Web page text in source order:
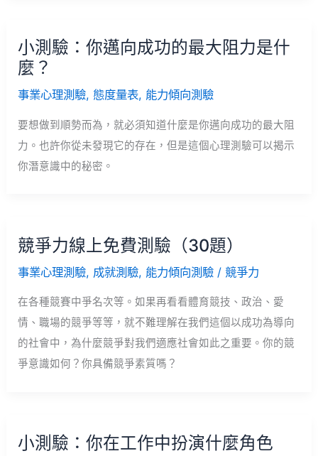
小測驗：你邁向成功的最大阻力是什
麼？
事業心理測驗, 態度量表, 能力傾向測驗
要想做到順勢而為，就必須知道什麼是你邁向成功的最大阻
力。也許你從未發現它的存在，但是這個心理測驗可以揭示
你潛意識中的秘密。
競爭力線上免費測驗（30題）
事業心理測驗, 成就測驗, 能力傾向測驗 / 競爭力
在各種競賽中爭名次等。如果再看看體育競技、政治、愛
情、職場的競爭等等，就不難理解在我們這個以成功為導向
的社會中，為什麼競爭對我們適應社會如此之重要。你的競
爭意識如何？你具備競爭素質嗎？
小測驗：你在工作中扮演什麼角色